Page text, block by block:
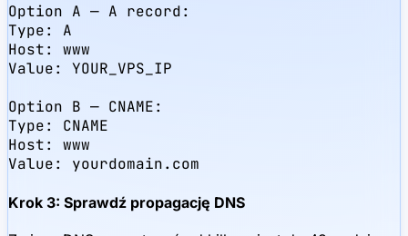
Option A — A record:
Type: A
Host: www
Value: YOUR_VPS_IP
Option B — CNAME:
Type: CNAME
Host: www
Value: yourdomain.com
Krok 3: Sprawdź propagację DNS